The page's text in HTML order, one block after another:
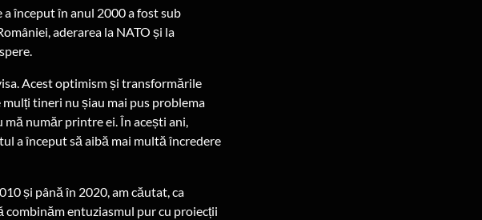
început în anul 2000 a fost sub
aderarea la NATO și la
Acest optimism și transformările
tineri nu șiau mai pus problema
număr printre ei. În acești ani,
a început să aibă mai multă încredere
și până în 2020, am căutat, ca
combinăm entuziasmul pur cu proiecții